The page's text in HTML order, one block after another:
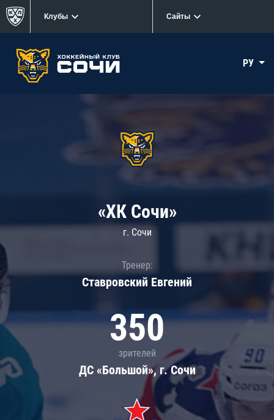
Клубы Сайты
РУ
«ХК Сочи»
г. Сочи
Тренер:
Ставровский Евгений
350
зрителей
ДС «Большой», г. Сочи